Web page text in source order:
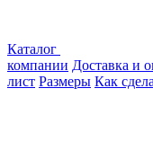
Каталог
компании Доставка и
лист Размеры Как